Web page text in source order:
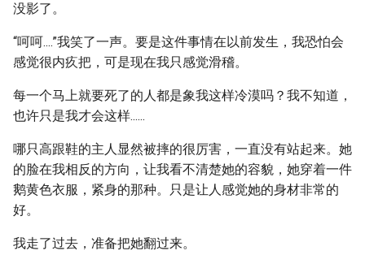
没影了。
“呵呵....”我笑了一声。要是这件事情在以前发生，我恐怕会
感觉很内疚把，可是现在我只感觉滑稽。
每一个马上就要死了的人都是象我这样冷漠吗？我不知道，
也许只是我才会这样......
哪只高跟鞋的主人显然被摔的很厉害，一直没有站起来。她
的脸在我相反的方向，让我看不清楚她的容貌，她穿着一件
鹅黄色衣服，紧身的那种。只是让人感觉她的身材非常的
好。
我走了过去，准备把她翻过来。